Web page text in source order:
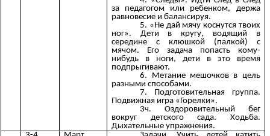
за педагогом или ребенком, держа
равновесие и балансируя.
5. «Не дай мячу коснутся твоих
ног». Дети в кругу, водящий в
середине с клюшкой (палкой) с
мячом. Его задача попасть кому-
нибудь в ноги, дети в это время
подпрыгивают.
6. Метание мешочков в цель
разными способами.
7. Подготовительная группа.
Подвижная игра «Горелки».
3ч. Оздоровительный бег
вокруг детского сада. Ходьба.
Дыхательные упражнения.